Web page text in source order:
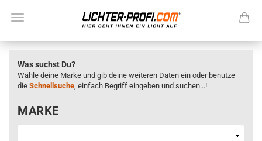
Was suchst Du?
Wähle deine Marke und gib deine weiteren Daten ein oder benutze
die Schnellsuche, einfach Begriff eingeben und suchen...!
MARKE
MARKE